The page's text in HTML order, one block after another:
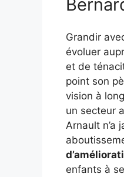
Grandir
évoluer
et de
point son
vision à
un secteur
Arnault n’a
enfants à